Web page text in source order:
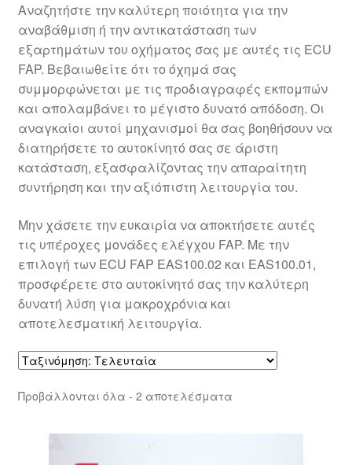
Αναζητήστε την καλύτερη ποιότητα για την
αναβάθμιση ή την αντικατάσταση των
εξαρτημάτων του οχήματος σας με αυτές τις ECU
FAP. Βεβαιωθείτε ότι το όχημά σας
συμμορφώνεται με τις προδιαγραφές εκπομπών
και απολαμβάνει το μέγιστο δυνατό απόδοση. Οι
αναγκαίοι αυτοί μηχανισμοί θα σας βοηθήσουν να
διατηρήσετε το αυτοκίνητό σας σε άριστη
κατάσταση, εξασφαλίζοντας την απαραίτητη
συντήρηση και την αξιόπιστη λειτουργία του.
Μην χάσετε την ευκαιρία να αποκτήσετε αυτές
τις υπέροχες μονάδες ελέγχου FAP. Με την
επιλογή των ECU FAP EAS100.02 και EAS100.01,
προσφέρετε στο αυτοκίνητό σας την καλύτερη
δυνατή λύση για μακροχρόνια και
αποτελεσματική λειτουργία.
Προβάλλονται όλα - 2 αποτελέσματαSorted